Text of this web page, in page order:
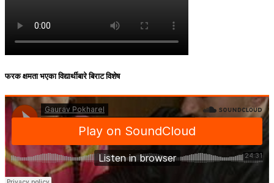
फरक क्षमता भएका विद्यार्थीबारे बिराट विशेष